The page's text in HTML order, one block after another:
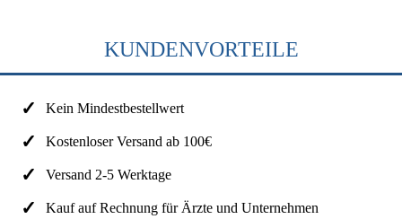
KUNDENVORTEILE
Kein Mindestbestellwert
Kostenloser Versand ab 100€
Versand 2-5 Werktage
Kauf auf Rechnung für Ärzte und Unternehmen